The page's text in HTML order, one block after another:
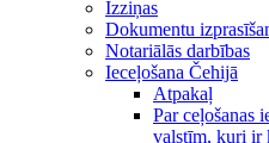
Izziņas
Dokumentu
Notariālās darbības
Ieceļošana Čehijā
Atpakaļ
Par ceļošanas
valstīm, kuri ir